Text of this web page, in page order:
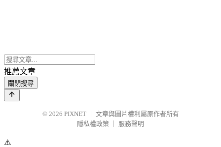
推薦文章
關閉搜尋
© 2026 PIXNET
文章與圖片權利屬原作者所有
隱私權政策
服務聲明
⚠️